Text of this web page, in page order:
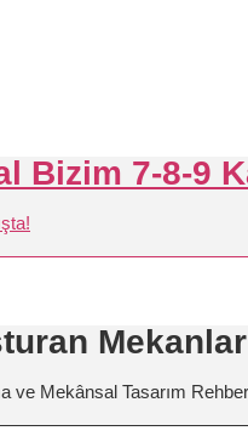
Bizim 7-8-9
Mekanlar
ve Mekânsal Tasarım